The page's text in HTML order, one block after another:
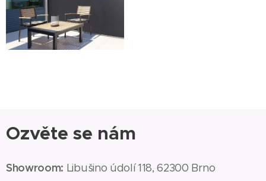
Ozvěte se nám
Showroom: Libušino údolí 118, 62300 Brno